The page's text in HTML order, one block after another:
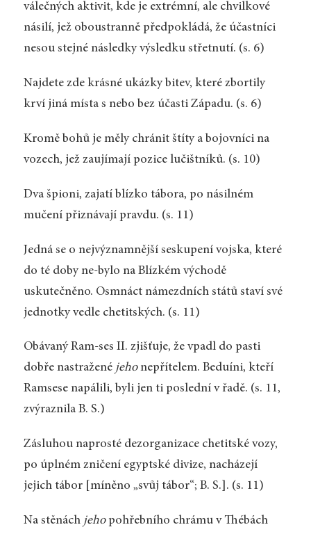
válečných aktivit, kde je extrémní, ale chvilkové
násilí, jež oboustranně předpokládá, že účastníci
nesou stejné následky výsledku střetnutí. (s. 6)
Najdete zde krásné ukázky bitev, které zbortily
krví jiná místa s nebo bez účasti Západu. (s. 6)
Kromě bohů je měly chránit štíty a bojovníci na
vozech, jež zaujímají pozice lučištníků. (s. 10)
Dva špioni, zajatí blízko tábora, po násilném
mučení přiznávají pravdu. (s. 11)
Jedná se o nejvýznamnější seskupení vojska, které
do té doby ne-bylo na Blízkém východě
uskutečněno. Osmnáct námezdních států staví své
jednotky vedle chetitských. (s. 11)
Obávaný Ram-ses II. zjišťuje, že vpadl do pasti
dobře nastražené jehonepřítelem. Beduíni, kteří
Ramsese napálili, byli jen ti poslední v řadě. (s. 11,
zvýraznila B. S.)
Zásluhou naprosté dezorganizace chetitské vozy,
po úplném zničení egyptské divize, nacházejí
jejich tábor [míněno „svůj tábor“; B. S.]. (s. 11)
Na stěnách jehopohřebního chrámu v Thébách